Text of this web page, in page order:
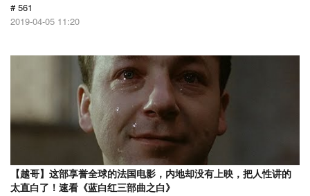
# 561
2019-04-05 11:20
【越哥】这部享誉全球的法国电影，内地却没有上映，把人性讲的
太直白了！速看《蓝白红三部曲之白》